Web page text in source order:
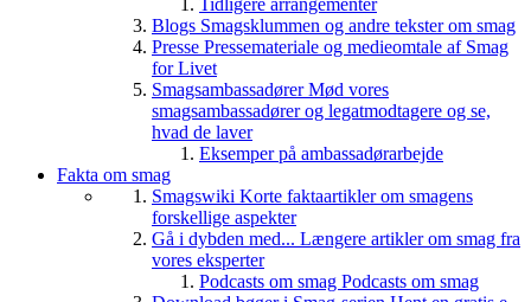
Tidligere arrangementer
Blogs Smagsklummen og andre tekster om smag
Presse Pressemateriale og medieomtale af Smag
for Livet
SmagsambassadørerMød vores
smagsambassadører og legatmodtagere og se,
hvad de laver
Eksemper på ambassadørarbejde
Fakta om smag
Smagswiki Korte faktaartikler om smagens
forskellige aspekter
Gå i dybden med... Længere artikler om smag fra
vores eksperter
Podcasts om smag Podcasts om smag